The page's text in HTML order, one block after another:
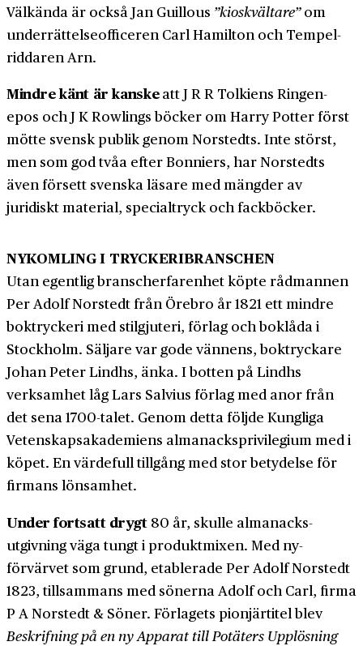
Väl­kända är också Jan Guillous ”kiosk­vältare”om
under­rättelse­officeren Carl Hamilton och Tempel­
riddaren Arn.
Mindre känt är kanskeatt J R R Tolkiens Ringen-
epos och J K Rowlings böcker om Harry Potter först
mötte svensk publik genom Norstedts. Inte störst,
men som god tvåa efter Bonniers, har Norstedts
även försett svenska läsare med mängder av
juridiskt material, special­tryck och fack­böcker.
NYKOMLING I TRYCKERI­BRANSCHEN
Utan egentlig bransch­erfarenhet köpte rådmannen
Per Adolf Norstedt från Örebro år 1821 ett mindre
bok­tryckeri med stil­gjuteri, förlag och bok­låda i
Stockholm. Säljare var gode vännens, bok­tryckare
Johan Peter Lindhs, änka. I botten på Lindhs
verksamhet låg Lars Salvius förlag med anor från
det sena 1700-talet. Genom detta följde Kungliga
Vetenskaps­akademiens almanacks­privilegium med i
köpet. En värdefull tillgång med stor betydelse för
firmans lönsamhet.
Under fortsatt drygt80 år, skulle almanacks­
utgivning väga tungt i produkt­mixen. Med ny­
förvärvet som grund, etablerade Per Adolf Norstedt
1823, tillsammans med sönerna Adolf och Carl, firma
P A Norstedt & Söner. Förlagets pionjär­titel blev
Beskrifning på en ny Apparat till Potäters Upplösning